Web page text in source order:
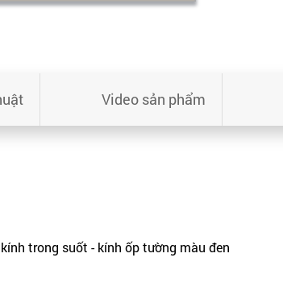
Video sản phẩm
trong suốt - kính ốp tường màu đen